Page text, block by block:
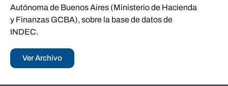
Autónoma de Buenos Aires (Ministerio de Hacienda
y Finanzas GCBA), sobre la base de datos de
INDEC.
Ver Archivo